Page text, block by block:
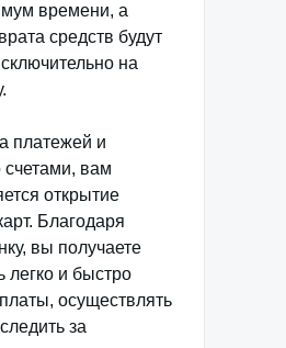
времени, а
средств будут
на
платежей и
вам
открытие
Благодаря
вы получаете
легко и быстро
осуществлять
за